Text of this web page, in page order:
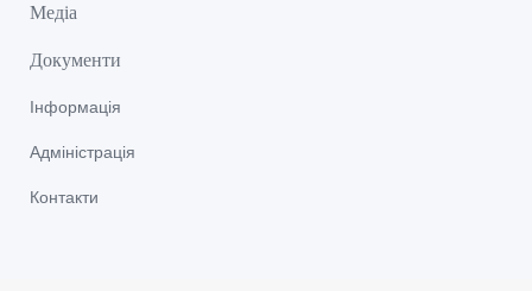
Медіа
Документи
Інформація
Адміністрація
Контакти